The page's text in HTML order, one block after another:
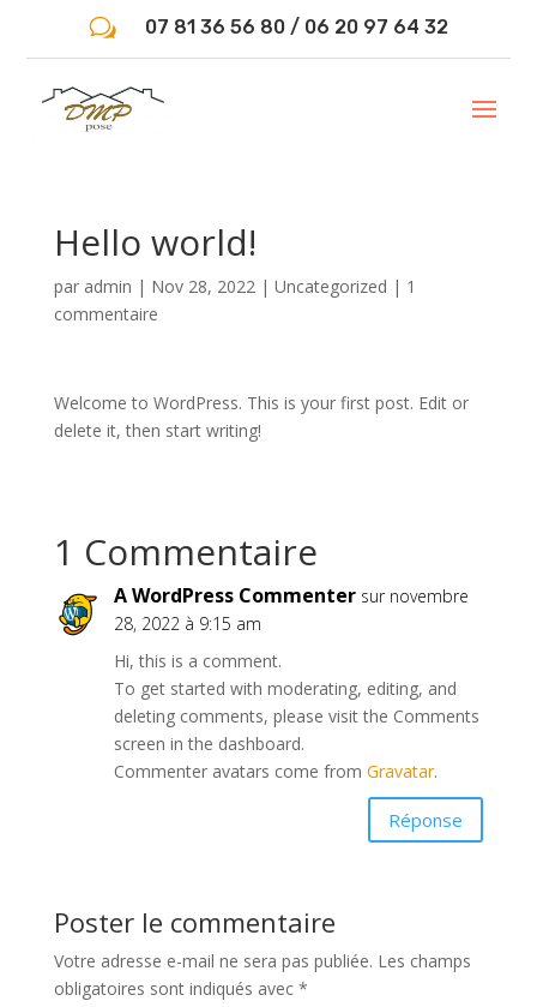
w 07 81 36 56 80 / 06 20 97 64 32
Hello world!
par admin | Nov 28, 2022| Uncategorized | 1
commentaire
Welcome to WordPress. This is your first post. Edit or
delete it, then start writing!
1 Commentaire
A WordPress Commenter sur novembre
28, 2022 à 9:15 am
Hi, this is a comment.
To get started with moderating, editing, and
deleting comments, please visit the Comments
screen in the dashboard.
Commenter avatars come from Gravatar.
Réponse
Poster le commentaire
Votre adresse e-mail ne sera pas publiée. Les champs
obligatoires sont indiqués avec *